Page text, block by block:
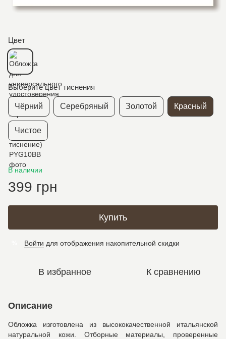
Цвет
Выберите цвет тиснения
Чёрний Серебряный Золотой Красный
Чистое
В наличии
399 грн
Купить
Войти для отображения накопительной скидки
В избранное К сравнению
Описание
Обложка изготовлена из высококачественной итальянской
натуральной кожи. Отборные материалы, проверенные